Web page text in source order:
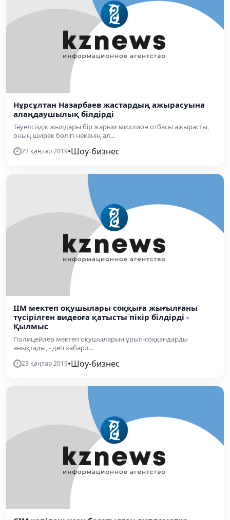
Нұрсұлтан Назарбаев жастардың ажырасуына
алаңдаушылық білдірді
Тәуелсіздік жылдары бір жарым миллион отбасы ажырасты,
оның ширек бөлігі некенің ал...
23 қаңтар 2019•Шоу-бизнес
ІІМ мектеп оқушылары соққыға жығылғаны
түсірілген видеоға қатысты пікір білдірді -
Қылмыс
Полицейлер мектеп оқушыларын ұрып-соққандарды
анықтады, - деп хабарл...
23 қаңтар 2019•Шоу-бизнес